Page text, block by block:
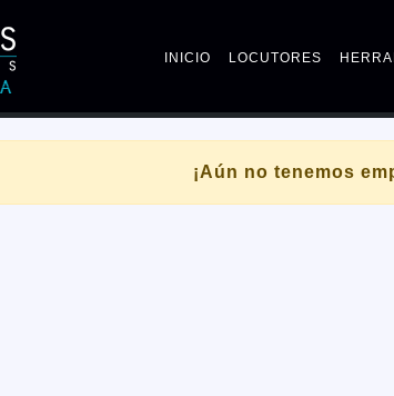
INICIO LOCUTORES
¡Aún no tenemos